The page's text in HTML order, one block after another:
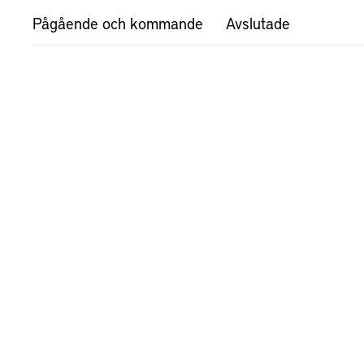
Pågående och kommande Avslutade